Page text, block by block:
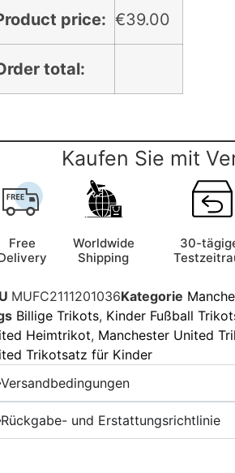
price: €39.00
total:
Kaufen Sie mit
Free
Worldwide
Shipping
30-
MUFC2111201036Kategorie
Billige Trikots, Kinder Fußball
Heimtrikot, Manchester United
Trikotsatz für Kinder
Versandbedingungen
Rückgabe- und Erstattungsrichtlinie